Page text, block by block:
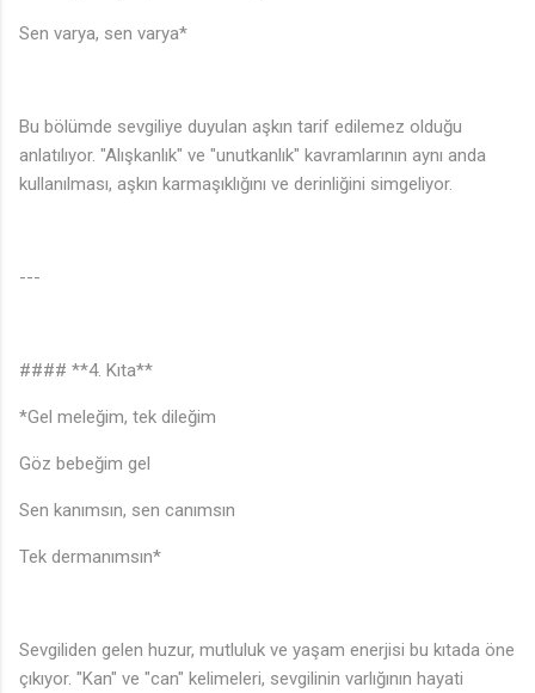
Sen varya, sen varya*
Bu bölümde sevgiliye duyulan aşkın tarif edilemez olduğu
anlatılıyor. "Alışkanlık" ve "unutkanlık" kavramlarının aynı anda
kullanılması, aşkın karmaşıklığını ve derinliğini simgeliyor.
---
#### **4. Kıta**
*Gel meleğim, tek dileğim
Göz bebeğim gel
Sen kanımsın, sen canımsın
Tek dermanımsın*
Sevgiliden gelen huzur, mutluluk ve yaşam enerjisi bu kıtada öne
çıkıyor. "Kan" ve "can" kelimeleri, sevgilinin varlığının hayati